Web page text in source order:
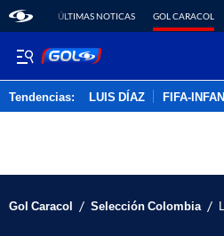
ÚLTIMAS NOTICAS GOL CARACOL
Tendencias: LUIS DÍAZ FIFA-
Gol Caracol / Selección Colombia /